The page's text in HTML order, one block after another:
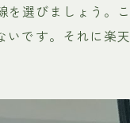
選びましょう。こ
いです。それに楽天